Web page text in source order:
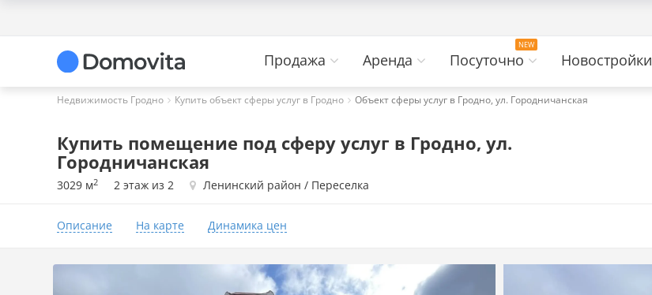
Продажа Аренда Посуточно Новостройки
Недвижимость Гродно Купить объект сферы услуг в Гродно Объект сферы услуг в Гродно, ул. Городничанская
Купить помещение под сферу услуг в Гродно, ул.
Городничанская
3029 м2 2 этаж из 2 Ленинский район / Переселка
Описание На карте Динамика цен